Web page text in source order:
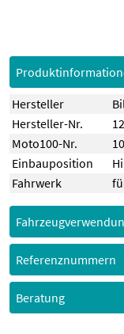
Hersteller
Hersteller-Nr.
Moto100-Nr.
Einbauposition
Fahrwerk
Referenznummern
Beratung